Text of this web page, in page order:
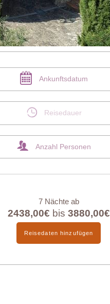
Ankunftsdatum
Reisedauer
Anzahl Personen
7 Nächte ab
2438,00€ bis 3880,00€
Reisedaten hinzufügen